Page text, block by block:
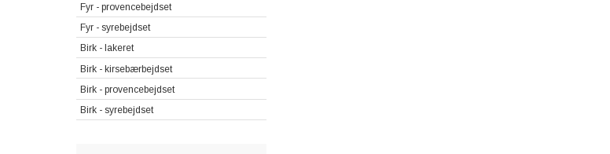
Fyr - provencebejdset
Fyr - syrebejdset
Birk - lakeret
Birk - kirsebærbejdset
Birk - provencebejdset
Birk - syrebejdset